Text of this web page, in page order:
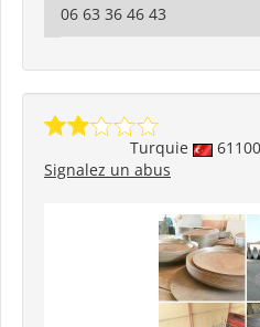
06 63 36 46 43
Turquie 61100
Signalez un abus